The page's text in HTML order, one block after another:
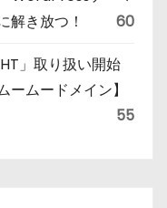
解き放つ！
60
」取り扱い開始
ムードメイン】
55